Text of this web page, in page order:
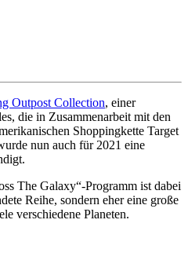
Outpost Collection, einer
die in Zusammenarbeit mit den
Shoppingkette Target
nun auch für 2021 eine
The Galaxy“-Programm ist dabei
Reihe, sondern eher eine große
verschiedene Planeten.